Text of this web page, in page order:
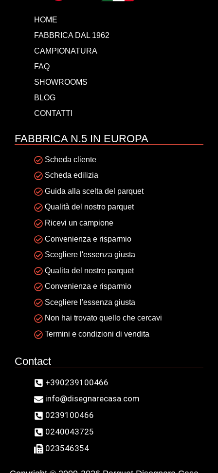
HOME
FABBRICA DAL 1962
CAMPIONATURA
FAQ
SHOWROOMS
BLOG
CONTATTI
FABBRICA N.5 IN EUROPA
Scheda cliente
Scheda edilizia
Guida alla scelta del parquet
Qualità del nostro parquet
Ricevi un campione
Convenienza e risparmio
Scegliere l'essenza giusta
Qualita del nostro parquet
Convenienza e risparmio
Scegliere l'essenza giusta
Non hai trovato quello che cercavi
Termini e condizioni di vendita
Contact
+390239100466
info@disegnarecasa.com
0239100466
0240043725
023546354